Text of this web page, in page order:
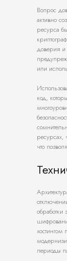
Вопрос
активно
ресурса
доверия и
или
код,
ресурсах,
что
периоды